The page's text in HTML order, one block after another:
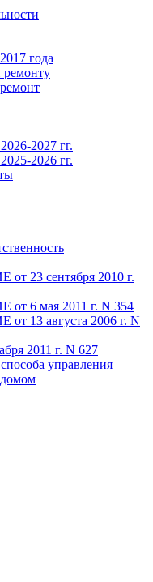
года
2027 гг.
2026 гг.
23 сентября 2010 г.
6 мая 2011 г. N 354
13 августа 2006 г. N
2011 г. N 627
управления